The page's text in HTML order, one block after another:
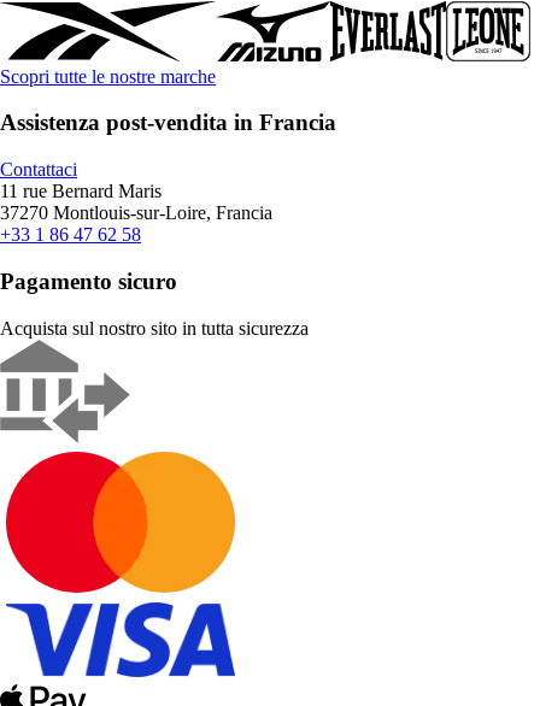
Scopri tutte le nostre marche
Assistenza post-vendita in Francia
Contattaci
11 rue Bernard Maris
37270 Montlouis-sur-Loire, Francia
+33 1 86 47 62 58
Pagamento sicuro
Acquista sul nostro sito in tutta sicurezza